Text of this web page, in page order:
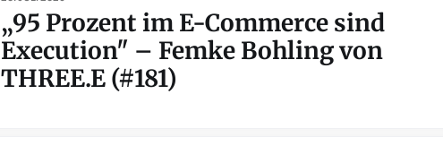
„95 Prozent im E-Commerce sind
Execution" – Femke Bohling von
THREE.E (#181)